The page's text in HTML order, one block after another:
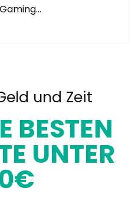
und Zeit
BESTEN
UNTER